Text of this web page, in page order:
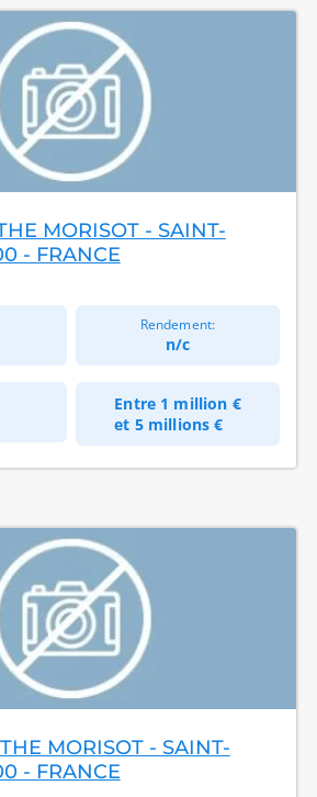
MORISOT - SAINT-
- FRANCE
Rendement:
n/c
Entre 1 million €
et 5 millions €
MORISOT - SAINT-
- FRANCE